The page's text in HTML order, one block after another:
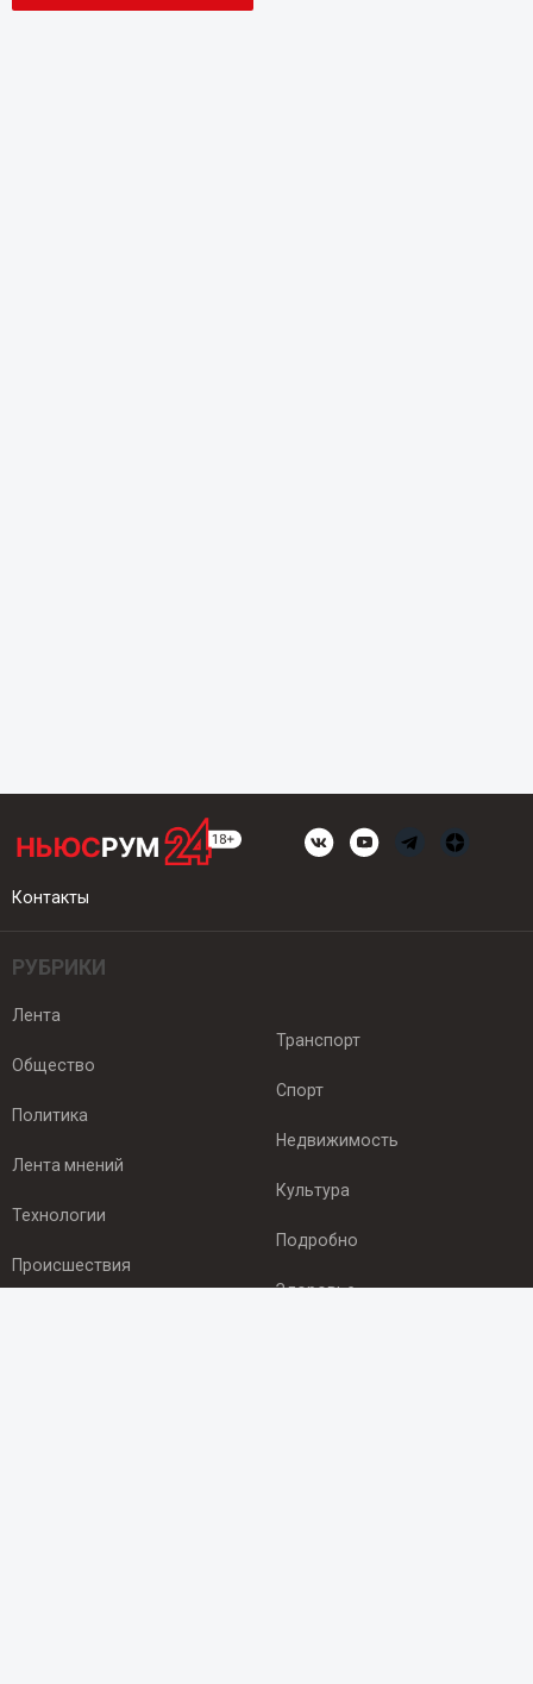
Контакты
РУБРИКИ
Лента
Общество
Политика
Лента мнений
Технологии
Происшествия
Транспорт
Спорт
Недвижимость
Культура
Подробно
Здоровье